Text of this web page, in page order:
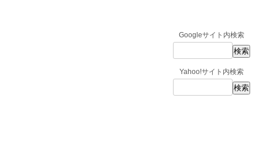
Googleサイト内検索
Yahoo!サイト内検索